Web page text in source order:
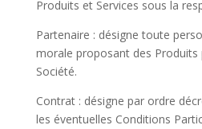
Produits et Services sous la
Partenaire : désigne toute
morale proposant des Produits
Société.
Contrat : désigne par ordre
les éventuelles Conditions